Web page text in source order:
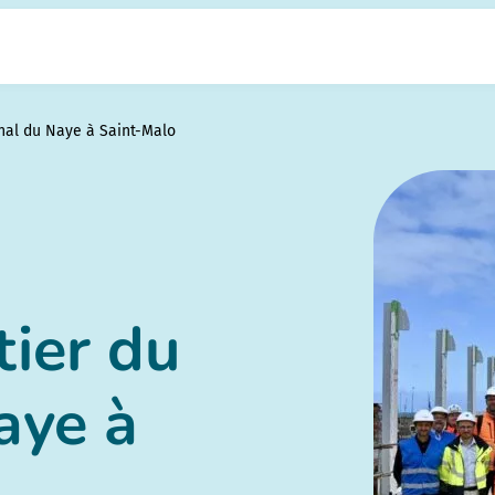
du Naye à Saint-Malo
du
à